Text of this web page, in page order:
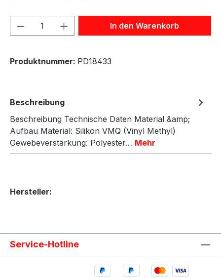
Produkt Anzahl: Gib denIn den Warenkorb
Produktnummer: PD18433
Beschreibung
Beschreibung Technische Daten Material &amp;
Aufbau Material: Silikon VMQ (Vinyl Methyl)
Gewebeverstärkung: Polyester… Mehr
Hersteller:
Service-Hotline